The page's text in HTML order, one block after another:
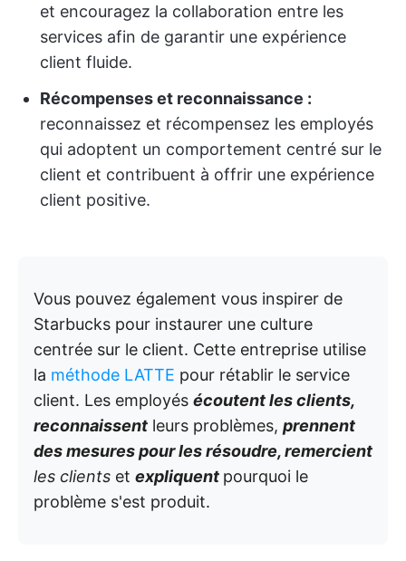
et encouragez la collaboration entre les
services afin de garantir une expérience
client fluide.
Récompenses et reconnaissance :
reconnaissez et récompensez les employés
qui adoptent un comportement centré sur le
client et contribuent à offrir une expérience
client positive.
Vous pouvez également vous inspirer de
Starbucks pour instaurer une culture
centrée sur le client. Cette entreprise utilise
la méthode LATTE pour rétablir le service
client. Les employés écoutentles clients,
reconnaissent leurs problèmes, prennent
des mesurespour les résoudre,remercient
les clients et expliquent pourquoi le
problème s'est produit.